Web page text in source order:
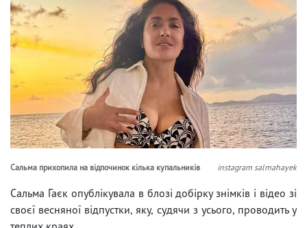
Сальма прихопила на відпочинок кілька купальників instagram salmahayek
Сальма Гаєк опублікувала в блозі добірку знімків і відео зі
своєї весняної відпустки, яку, судячи з усього, проводить у